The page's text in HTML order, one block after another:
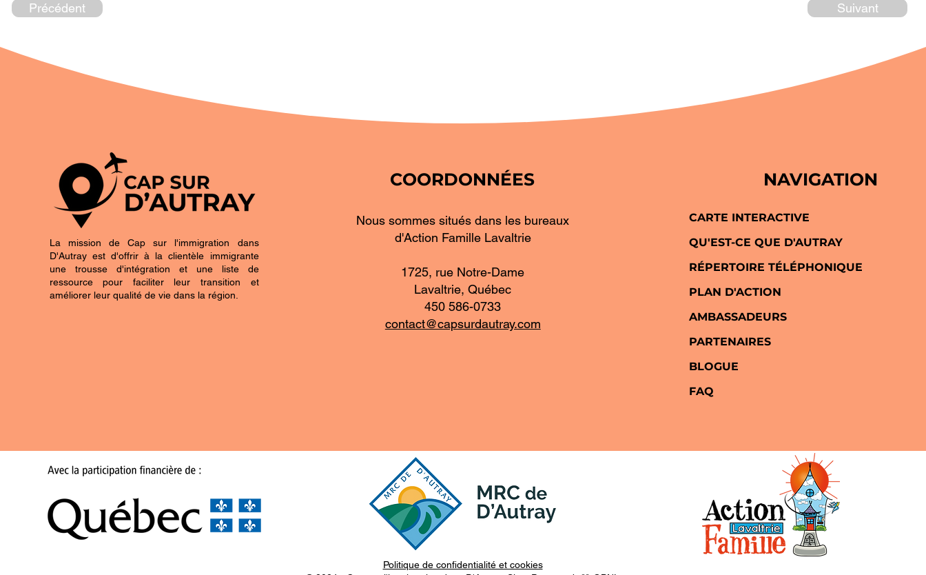
Précédent Suivant
La mission de Cap sur l'immigration dans
D'Autray est d'offrir à la clientèle immigrante
une trousse d'intégration et une liste de
ressource pour faciliter leur transition et
améliorer leur qualité de vie dans la région.
COORDONNÉES
Nous sommes situés dans les bureaux
d'Action Famille Lavaltrie
1725, rue Notre-Dame
Lavaltrie, Québec
450 586-0733
contact@capsurdautray.com
NAVIGATION
CARTE INTERACTIVE
QU'EST-CE QUE D'AUTRAY
RÉPERTOIRE TÉLÉPHONIQUE
PLAN D'ACTION
AMBASSADEURS
PARTENAIRES
BLOGUE
FAQ
Politique de confidentialité et cookies